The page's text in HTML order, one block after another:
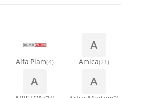
za veš mašinu
uređaje
Alfa Plam(4)
A
Amica(21)
A A